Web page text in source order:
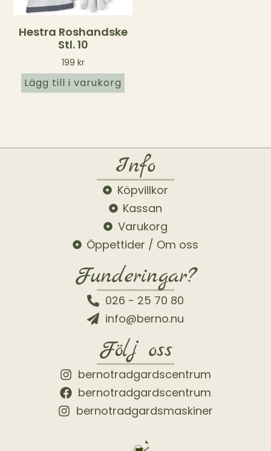
Hestra Roshandske
Stl. 10
199 kr
Lägg till i varukorg
Info
Köpvillkor
Kassan
Varukorg
Öppettider / Om oss
Funderingar?
026 - 25 70 80
info@berno.nu
Följ oss
bernotradgardscentrum
bernotradgardscentrum
bernotradgardsmaskiner